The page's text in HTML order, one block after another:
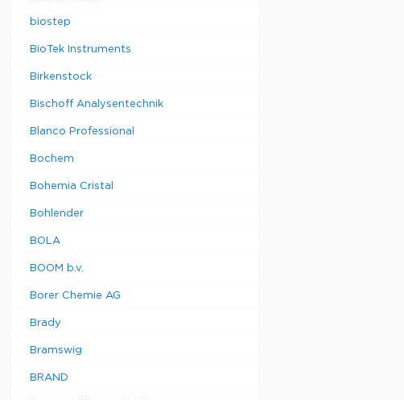
biostep
BioTek Instruments
Birkenstock
Bischoff Analysentechnik
Blanco Professional
Bochem
Bohemia Cristal
Bohlender
BOLA
BOOM b.v.
Borer Chemie AG
Brady
Bramswig
BRAND